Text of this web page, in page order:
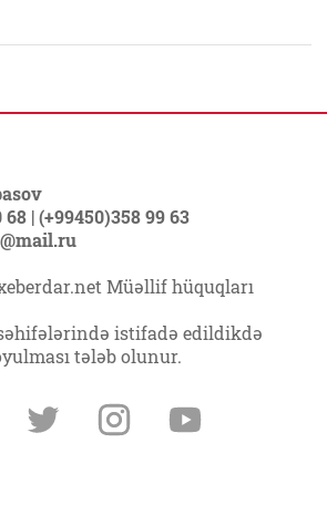
| (+99450)358 99 63
Müəllif hüquqları
istifadə edildikdə
tələb olunur.